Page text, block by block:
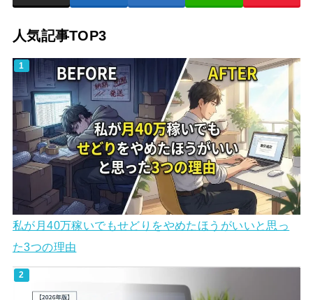
人気記事TOP3
私が月40万稼いでもせどりをやめたほうがいいと思っ
た3つの理由